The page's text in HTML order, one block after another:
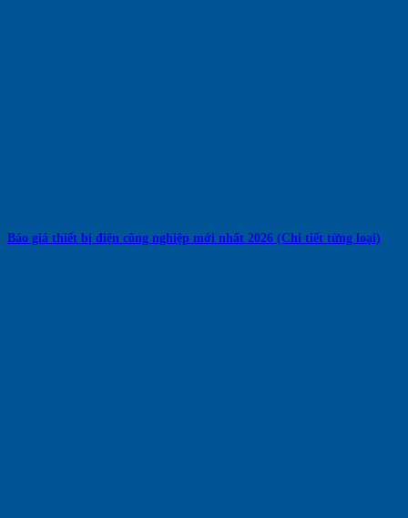
Báo giá thiết bị điện công nghiệp mới nhất 2026 (Chi tiết từng loại)